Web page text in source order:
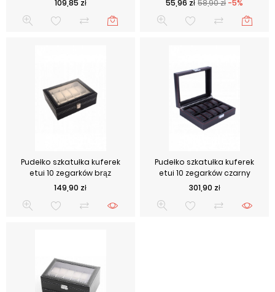
109,85 zł 58,90 zł -5%
55,96 zł
Pudełko szkatułka kuferek
etui 10 zegarków brąz
Cena
149,90 zł
Pudełko szkatułka kuferek
etui 10 zegarków czarny
Cena
301,90 zł